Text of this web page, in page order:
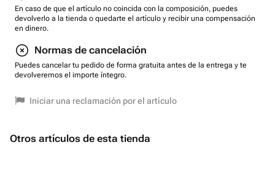
En caso de que el artículo no coincida con la composición, puedes
devolverlo a la tienda o quedarte el artículo y recibir una compensación
en dinero.
Normas de cancelación
Puedes cancelar tu pedido de forma gratuita antes de la entrega y te
devolveremos el importe íntegro.
Iniciar una reclamación por el artículo
Otros artículos de esta tienda